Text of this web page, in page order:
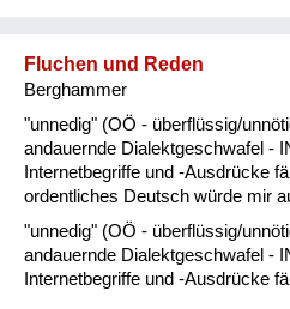
Fluchen und Reden
Berghammer
"unnedig" (OÖ - überflüssig/
andauernde Dialektgeschwafel -
Internetbegriffe und -Ausdrücke
ordentliches Deutsch würde mir
"unnedig" (OÖ - überflüssig/
andauernde Dialektgeschwafel -
Internetbegriffe und -Ausdrücke